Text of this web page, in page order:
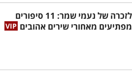
לזכרה של נעמי שמר: 11 סיפורים
מפתיעים מאחורי שירים אהובים